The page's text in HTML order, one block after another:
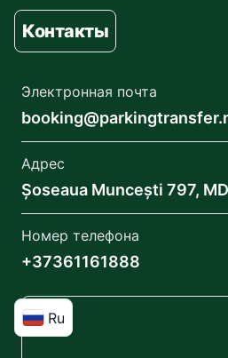
Ru
Контакты
Электронная почта
Адрес
Șoseaua Muncești 797,
Номер телефона
+37361161888